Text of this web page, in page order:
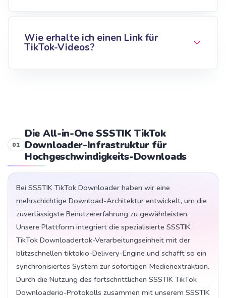
Wie erhalte ich einen Link für
TikTok-Videos?
Die All-in-One SSSTIK TikTok
Downloader-Infrastruktur für
Hochgeschwindigkeits-Downloads
Bei SSSTIK TikTok Downloader haben wir eine
mehrschichtige Download-Architektur entwickelt, um die
zuverlässigste Benutzererfahrung zu gewährleisten.
Unsere Plattform integriert die spezialisierte SSSTIK
TikTok Downloadertok-Verarbeitungseinheit mit der
blitzschnellen tiktokio-Delivery-Engine und schafft so ein
synchronisiertes System zur sofortigen Medienextraktion.
Durch die Nutzung des fortschrittlichen SSSTIK TikTok
Downloaderio-Protokolls zusammen mit unserem SSSTIK